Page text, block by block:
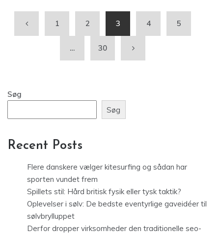
1 2 3 4 5
… 30
Søg
Søg
Recent Posts
Flere danskere vælger kitesurfing og sådan har
sporten vundet frem
Spillets stil: Hård britisk fysik eller tysk taktik?
Oplevelser i sølv: De bedste eventyrlige gaveidéer til
sølvbrylluppet
Derfor dropper virksomheder den traditionelle seo-